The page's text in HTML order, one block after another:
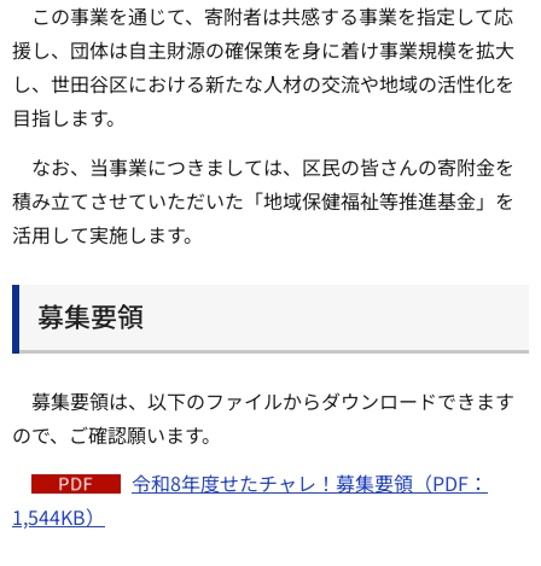
この事業を通じて、寄附者は共感する事業を指定して応
援し、団体は自主財源の確保策を身に着け事業規模を拡大
し、世田谷区における新たな人材の交流や地域の活性化を
目指します。
なお、当事業につきましては、区民の皆さんの寄附金を
積み立てさせていただいた「地域保健福祉等推進基金」を
活用して実施します。
募集要領
募集要領は、以下のファイルからダウンロードできます
ので、ご確認願います。
令和8年度せたチャレ！募集要領（PDF：
1,544KB）